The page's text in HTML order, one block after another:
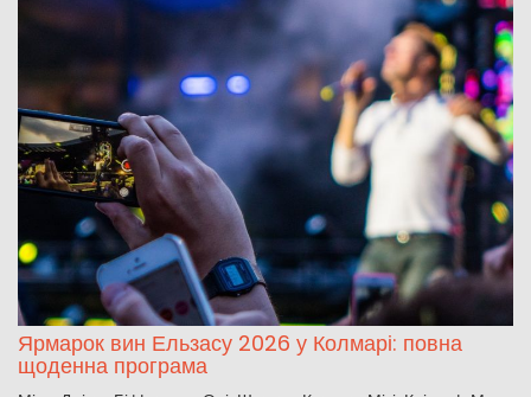
Ярмарок вин Ельзасу 2026 у Колмарі: повна
щоденна програма